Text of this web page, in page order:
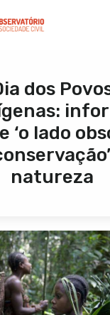
dos
‘o lado
natureza